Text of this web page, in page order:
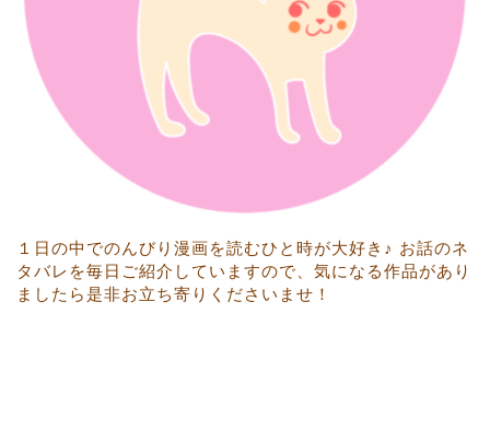
１日の中でのんびり漫画を読むひと時が大好き♪ お話のネ
タバレを毎日ご紹介していますので、気になる作品があり
ましたら是非お立ち寄りくださいませ！